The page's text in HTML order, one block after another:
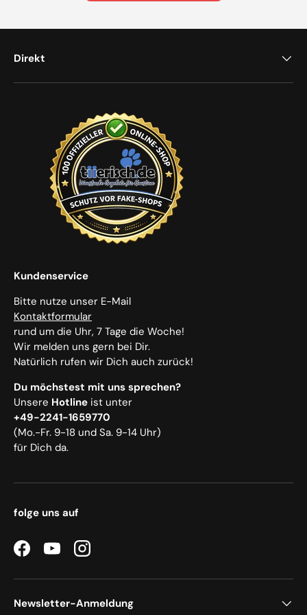
Direkt
Kundenservice
Bitte nutze unser E-Mail
Kontaktformular
rund um die Uhr, 7 Tage die Woche!
Wir melden uns gern bei Dir.
Natürlich rufen wir Dich auch zurück!
Du möchstest mit uns sprechen?
Unsere Hotline ist unter
+49-2241-1659770
(Mo.-Fr. 9-18 und Sa. 9-14 Uhr)
für Dich da.
folge uns auf
FacebookYouTubeInstagram
Newsletter-Anmeldung